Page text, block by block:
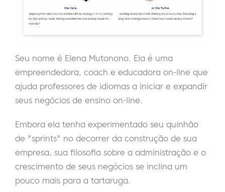
Seu nome é Elena Mutonono. Ela é uma
empreendedora, coach e educadora on-line que
ajuda professores de idiomas a iniciar e expandir
seus negócios de ensino on-line.
Embora ela tenha experimentado seu quinhão
de "sprints" no decorrer da construção de sua
empresa, sua filosofia sobre a administração e o
crescimento de seus negócios se inclina um
pouco mais para a tartaruga.